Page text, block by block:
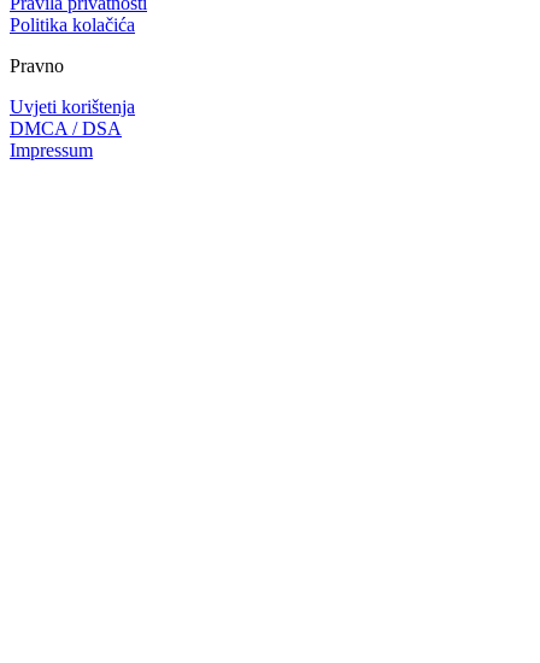
Politika kolačića
Pravno
Uvjeti korištenja
DMCA / DSA
Impressum